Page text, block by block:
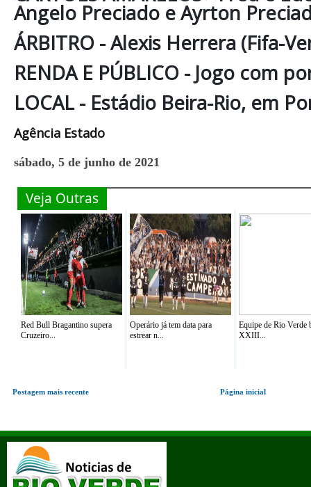
Angelo Preciado e Ayrton
ÁRBITRO - Alexis Herrera (Fifa-
RENDA E PÚBLICO - Jogo com
LOCAL - Estádio Beira-Rio, em
Agência Estado
sábado, 5 de junho de 2021
Veja Outras
Red Bull Bragantino supera
Cruzeiro...
Operário já tem data para
estrear n...
Equipe de Rio Verde
XXIII...
Postagem mais recente Página inicial